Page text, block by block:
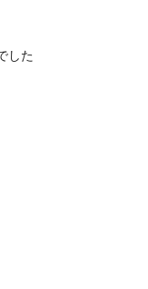
した